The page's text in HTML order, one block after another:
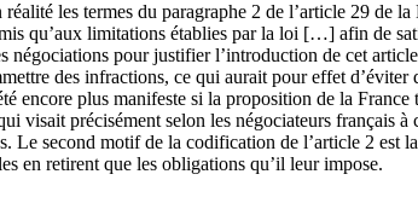
les termes du paragraphe 2 de l’article 29 de
qu’aux limitations établies par la loi […] afin de
négociations pour justifier l’introduction de cet
des infractions, ce qui aurait pour effet
encore plus manifeste si la proposition de la
visait précisément selon les négociateurs français
Le second motif de la codification de l’article 2
en retirent que les obligations qu’il leur impose.